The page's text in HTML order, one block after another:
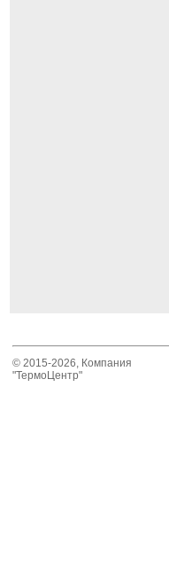
© 2015-2026, Компания
"ТермоЦентр"